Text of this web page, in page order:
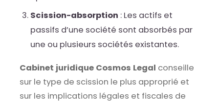
Scission-absorption : Les actifs et
passifs d’une société sont absorbés par
une ou plusieurs sociétés existantes.
Cabinet juridique Cosmos Legal conseille
sur le type de scission le plus approprié et
sur les implications légales et fiscales de